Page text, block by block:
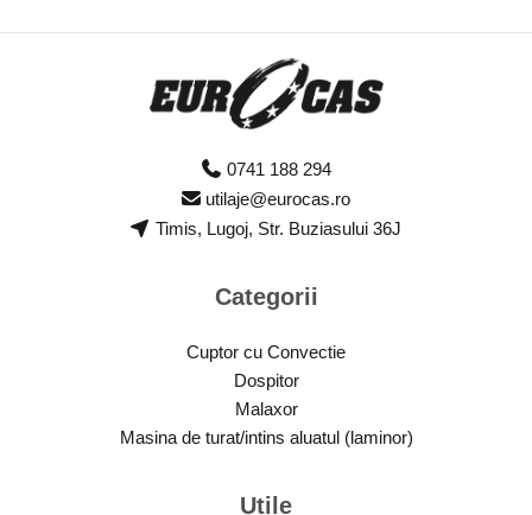
0741 188 294
utilaje@eurocas.ro
Timis, Lugoj, Str. Buziasului 36J
Categorii
Cuptor cu Convectie
Dospitor
Malaxor
Masina de turat/intins aluatul (laminor)
Utile